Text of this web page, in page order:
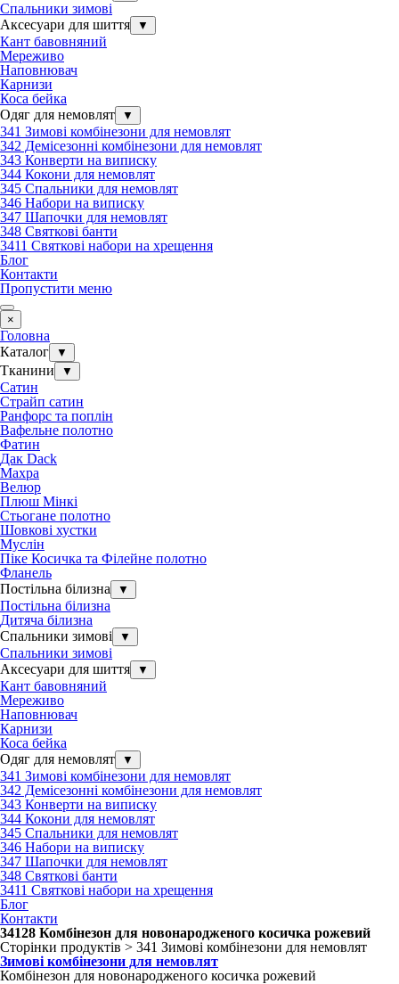
Спальники зимові
Аксесуари для шиття
▼
Кант бавовняний
Мереживо
Наповнювач
Карнизи
Коса бейка
Одяг для немовлят
▼
341 Зимові комбінезони для немовлят
342 Демісезонні комбінезони для немовлят
343 Конверти на виписку
344 Кокони для немовлят
345 Спальники для немовлят
346 Набори на виписку
347 Шапочки для немовлят
348 Святкові банти
3411 Святкові набори на хрещення
Блог
Контакти
Пропустити меню
×
Головна
Каталог
▼
Тканини ▼
Сатин
Страйп сатин
Ранфорс та поплін
Вафельне полотно
Фатин
Дак Dack
Махра
Велюр
Плюш Мінкі
Стьогане полотно
Шовкові хустки
Муслін
Піке Косичка та Філейне полотно
Фланель
Постільна білизна
▼
Постільна білизна
Дитяча білизна
Спальники зимові
▼
Спальники зимові
Аксесуари для шиття
▼
Кант бавовняний
Мереживо
Наповнювач
Карнизи
Коса бейка
Одяг для немовлят
▼
341 Зимові комбінезони для немовлят
342 Демісезонні комбінезони для немовлят
343 Конверти на виписку
344 Кокони для немовлят
345 Спальники для немовлят
346 Набори на виписку
347 Шапочки для немовлят
348 Святкові банти
3411 Святкові набори на хрещення
Блог
Контакти
34128 Комбінезон для новонародженого косичка рожевий
Сторінки продуктів > 341 Зимові комбінезони для немовлят
Зимові комбінезони для немовлят
Комбінезон для новонародженого косичка рожевий